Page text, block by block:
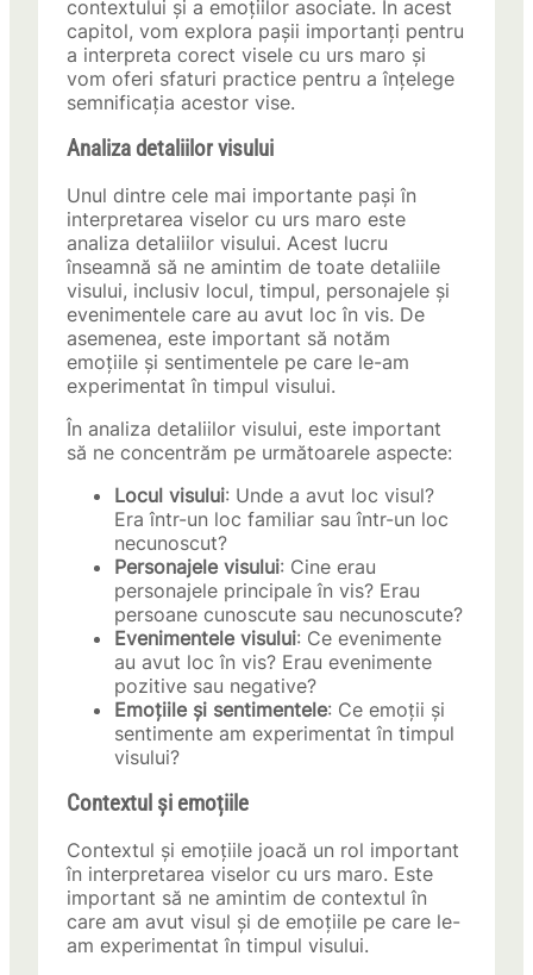
contextului și a emoțiilor asociate. În acest
capitol, vom explora pașii importanți pentru
a interpreta corect visele cu urs maro și
vom oferi sfaturi practice pentru a înțelege
semnificația acestor vise.
Analiza detaliilor visului
Unul dintre cele mai importante pași în
interpretarea viselor cu urs maro este
analiza detaliilor visului. Acest lucru
înseamnă să ne amintim de toate detaliile
visului, inclusiv locul, timpul, personajele și
evenimentele care au avut loc în vis. De
asemenea, este important să notăm
emoțiile și sentimentele pe care le-am
experimentat în timpul visului.
În analiza detaliilor visului, este important
să ne concentrăm pe următoarele aspecte:
Locul visului: Unde a avut loc visul?
Era într-un loc familiar sau într-un loc
necunoscut?
Personajele visului: Cine erau
personajele principale în vis? Erau
persoane cunoscute sau necunoscute?
Evenimentele visului: Ce evenimente
au avut loc în vis? Erau evenimente
pozitive sau negative?
Emoțiile și sentimentele: Ce emoții și
sentimente am experimentat în timpul
visului?
Contextul și emoțiile
Contextul și emoțiile joacă un rol important
în interpretarea viselor cu urs maro. Este
important să ne amintim de contextul în
care am avut visul și de emoțiile pe care le-
am experimentat în timpul visului.